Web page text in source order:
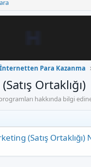
İnternetten Para Kazanma
Ortaklığı)
programları hakkında bilgi
(Satış Ortaklığı)